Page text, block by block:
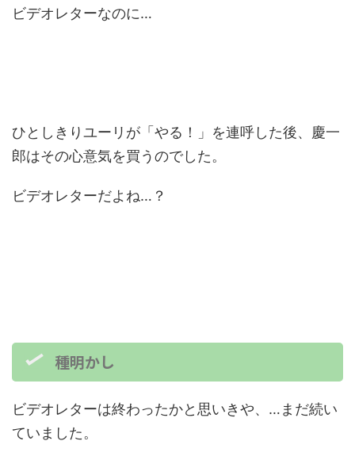
ビデオレターなのに…
ひとしきりユーリが「やる！」を連呼した後、慶一
郎はその心意気を買うのでした。
ビデオレターだよね…？
種明かし
ビデオレターは終わったかと思いきや、…まだ続い
ていました。